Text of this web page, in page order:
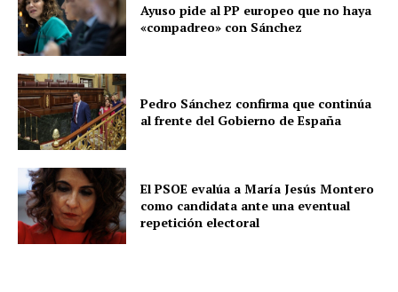
Ayuso pide al PP europeo que no haya
«compadreo» con Sánchez
Pedro Sánchez confirma que continúa
al frente del Gobierno de España
El PSOE evalúa a María Jesús Montero
como candidata ante una eventual
repetición electoral